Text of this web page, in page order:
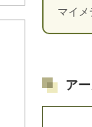
ア